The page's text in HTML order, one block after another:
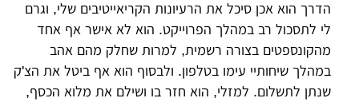
הדרך הוא אכן סיכל את הרעיונות הקריאייטיבים שלי, וגרם
לי לתסכול רב במהלך הפרוייקט. הוא לא אישר אף אחד
מהקונספטים בצורה רשמית, למרות שחלק מהם אהב
במהלך שיחותיי עימו בטלפון. ולבסוף הוא אף ביטל את הצ'ק
שנתן לתשלום. למזלי, הוא חזר בו ושילם את מלוא הכסף,